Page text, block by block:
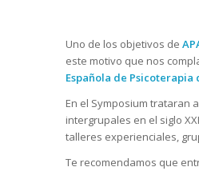
Uno de los objetivos de
este motivo que nos
Española de Psicoterapia
En el Symposium trataran
intergrupales en el siglo
talleres experienciales,
Te recomendamos que